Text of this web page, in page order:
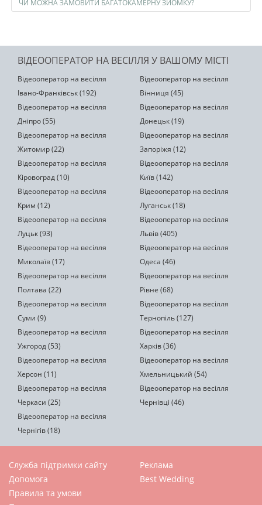
ЧИ МОЖНА ЗАМОВИТИ БАГАТОКАМЕРНУ ЗЙОМКУ?
ВІДЕООПЕРАТОР НА ВЕСІЛЛЯ У ВАШОМУ МІСТІ
Відеооператор на весілля
Івано-Франківськ (192)
Відеооператор на весілля
Вінниця (45)
Відеооператор на весілля
Дніпро (55)
Відеооператор на весілля
Донецьк (19)
Відеооператор на весілля
Житомир (22)
Відеооператор на весілля
Запоріжя (12)
Відеооператор на весілля
Кіровоград (10)
Відеооператор на весілля
Київ (142)
Відеооператор на весілля
Крим (12)
Відеооператор на весілля
Луганськ (18)
Відеооператор на весілля
Луцьк (93)
Відеооператор на весілля
Львів (405)
Відеооператор на весілля
Миколаїв (17)
Відеооператор на весілля
Одеса (46)
Відеооператор на весілля
Полтава (22)
Відеооператор на весілля
Рівне (68)
Відеооператор на весілля
Суми (9)
Відеооператор на весілля
Тернопіль (127)
Відеооператор на весілля
Ужгород (53)
Відеооператор на весілля
Харків (36)
Відеооператор на весілля
Херсон (11)
Відеооператор на весілля
Хмельницький (54)
Відеооператор на весілля
Черкаси (25)
Відеооператор на весілля
Чернівці (46)
Відеооператор на весілля
Чернігів (18)
Служба підтримки сайту
Допомога
Правила та умови
Реклама
Best Wedding